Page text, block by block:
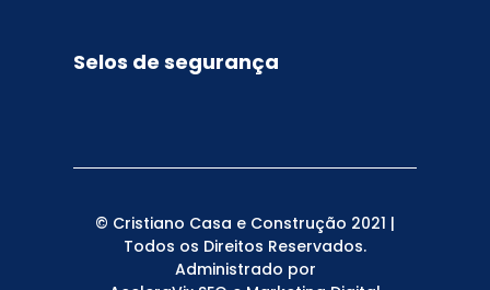
Selos de segurança
© Cristiano Casa e Construção 2021 |
Todos os Direitos Reservados.
Administrado por